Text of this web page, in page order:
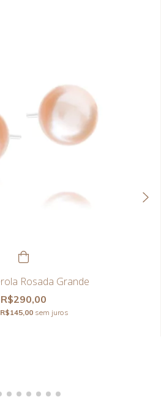
Rosada Grande
R$290,00
R$145,00 sem juros